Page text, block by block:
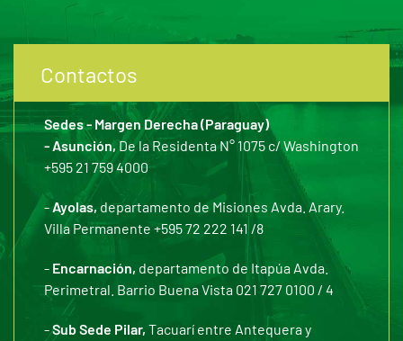
Contactos
Sedes - Margen Derecha (Paraguay)
- Asunción,De la Residenta N° 1075 c/ Washington
+595 21 759 4000
-Ayolas, departamento de Misiones Avda. Arary.
Villa Permanente +595 72 222 141 /8
- Encarnación, departamento de Itapúa Avda.
Perimetral. Barrio Buena Vista 021 727 0100 / 4
-Sub Sede Pilar, Tacuarí entre Antequera y